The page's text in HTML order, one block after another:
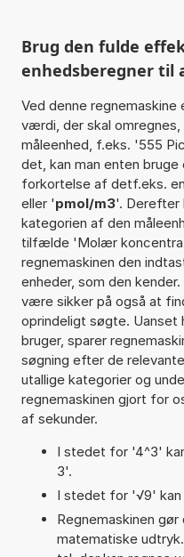
Brug den fulde
enhedsberegner til
Ved denne
værdi, der skal omregnes,
måleenhed, f.eks. '555
det, kan man enten bruge
forkortelse af detf.eks.
eller 'pmol/m3'. Derefter
kategorien af den
tilfælde 'Molær
regnemaskinen den
enheder, som den
være sikker på også at
oprindeligt søgte. Uanset
bruger, sparer
søgning efter de
utallige kategorier og
regnemaskinen gjort for
af sekunder.
I stedet for '4^3'
3'.
I stedet for '√9' kan
Regnemaskinen
matematiske